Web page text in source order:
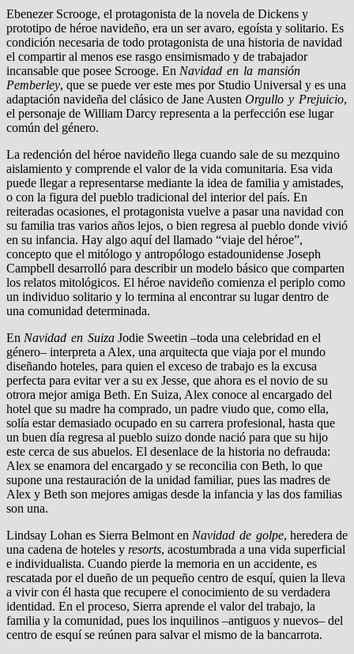
Ebenezer Scrooge, el protagonista de la novela de Dickens y
prototipo de héroe navideño, era un ser avaro, egoísta y solitario. Es
condición necesaria de todo protagonista de una historia de navidad
el compartir al menos ese rasgo ensimismado y de trabajador
incansable que posee Scrooge. En Navidad en la mansión
Pemberley, que se puede ver este mes por Studio Universal y es una
adaptación navideña del clásico de Jane Austen Orgullo y Prejuicio,
el personaje de William Darcy representa a la perfección ese lugar
común del género.
La redención del héroe navideño llega cuando sale de su mezquino
aislamiento y comprende el valor de la vida comunitaria. Esa vida
puede llegar a representarse mediante la idea de familia y amistades,
o con la figura del pueblo tradicional del interior del país. En
reiteradas ocasiones, el protagonista vuelve a pasar una navidad con
su familia tras varios años lejos, o bien regresa al pueblo donde vivió
en su infancia. Hay algo aquí del llamado “viaje del héroe”,
concepto que el mitólogo y antropólogo estadounidense Joseph
Campbell desarrolló para describir un modelo básico que comparten
los relatos mitológicos. El héroe navideño comienza el periplo como
un individuo solitario y lo termina al encontrar su lugar dentro de
una comunidad determinada.
En Navidad en Suiza Jodie Sweetin –toda una celebridad en el
género– interpreta a Alex, una arquitecta que viaja por el mundo
diseñando hoteles, para quien el exceso de trabajo es la excusa
perfecta para evitar ver a su ex Jesse, que ahora es el novio de su
otrora mejor amiga Beth. En Suiza, Alex conoce al encargado del
hotel que su madre ha comprado, un padre viudo que, como ella,
solía estar demasiado ocupado en su carrera profesional, hasta que
un buen día regresa al pueblo suizo donde nació para que su hijo
este cerca de sus abuelos. El desenlace de la historia no defrauda:
Alex se enamora del encargado y se reconcilia con Beth, lo que
supone una restauración de la unidad familiar, pues las madres de
Alex y Beth son mejores amigas desde la infancia y las dos familias
son una.
Lindsay Lohan es Sierra Belmont en Navidad de golpe, heredera de
una cadena de hoteles y resorts, acostumbrada a una vida superficial
e individualista. Cuando pierde la memoria en un accidente, es
rescatada por el dueño de un pequeño centro de esquí, quien la lleva
a vivir con él hasta que recupere el conocimiento de su verdadera
identidad. En el proceso, Sierra aprende el valor del trabajo, la
familia y la comunidad, pues los inquilinos –antiguos y nuevos– del
centro de esquí se reúnen para salvar el mismo de la bancarrota.